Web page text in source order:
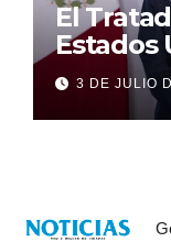
El
Estados
MEC)
2036:
3 DE JULIO